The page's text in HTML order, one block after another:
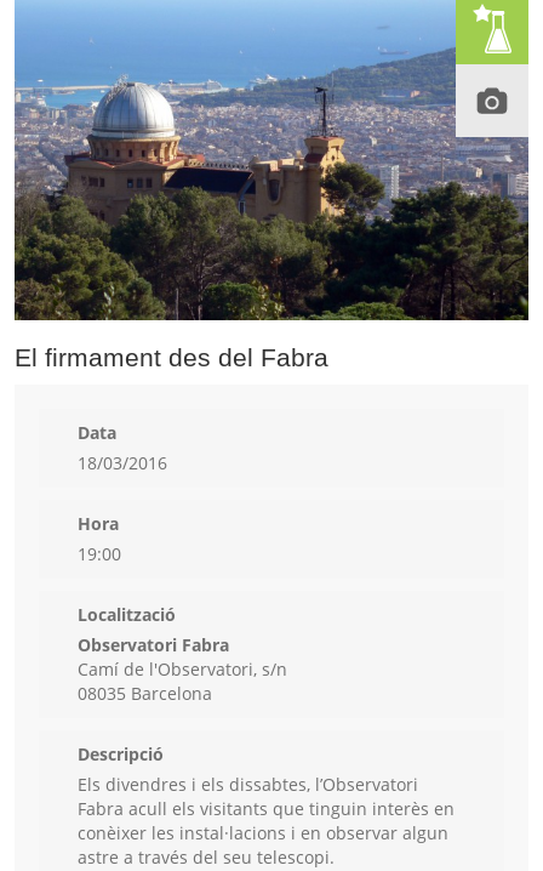
El firmament des del Fabra
Data
18/03/2016
Hora
19:00
Localització
Observatori Fabra
Camí de l'Observatori, s/n
08035 Barcelona
Descripció
Els divendres i els dissabtes, l’Observatori
Fabra acull els visitants que tinguin interès en
conèixer les instal·lacions i en observar algun
astre a través del seu telescopi.